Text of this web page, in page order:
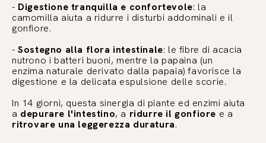
- Digestione tranquilla e confortevole: la
camomilla aiuta a ridurre i disturbi addominali e il
gonfiore.
- Sostegno alla flora intestinale: le fibre di acacia
nutrono i batteri buoni, mentre la papaina (un
enzima naturale derivato dalla papaia) favorisce la
digestione e la delicata espulsione delle scorie.
In 14 giorni, questa sinergia di piante ed enzimi aiuta
a depurare l'intestino, a ridurre il gonfiore e a
ritrovare una leggerezza duratura.